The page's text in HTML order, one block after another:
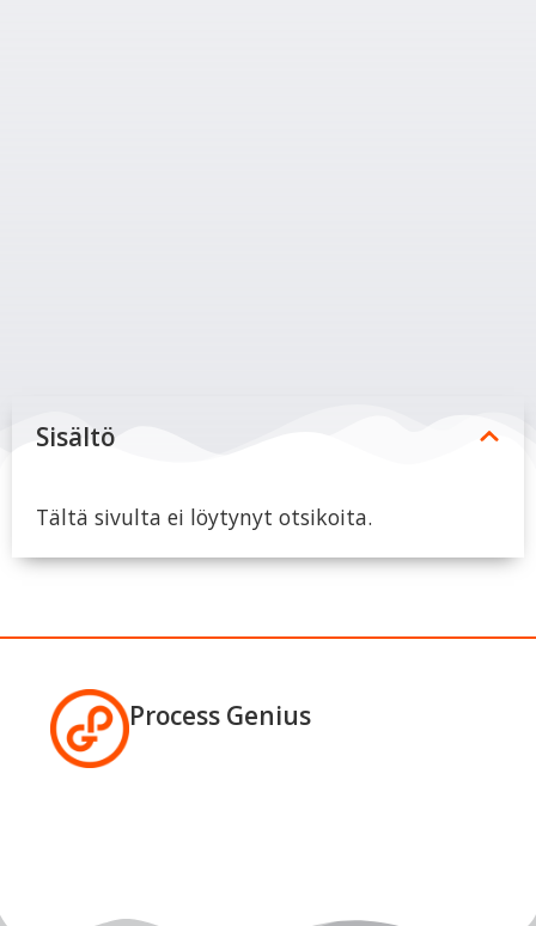
Sisältö
Tältä sivulta ei löytynyt otsikoita.
Process Genius